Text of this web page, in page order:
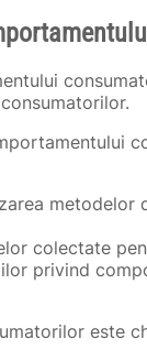
metodelor
colectate
privind
este